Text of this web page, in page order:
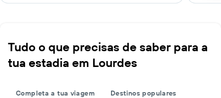
Tudo o que precisas de saber para a
tua estadia em Lourdes
Completa a tua viagem Destinos populares